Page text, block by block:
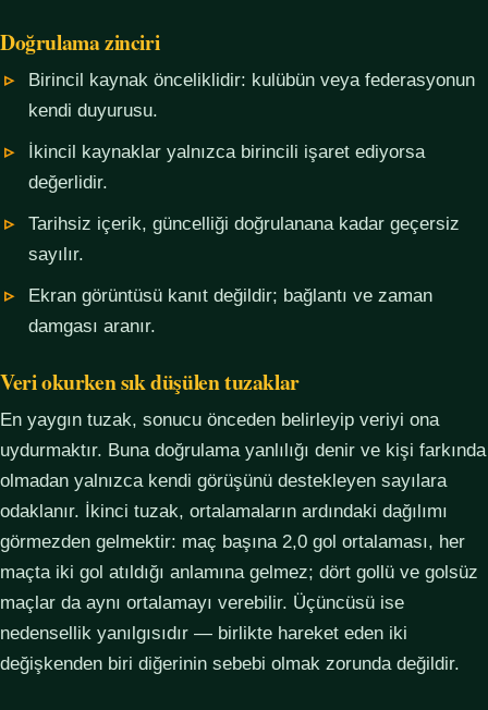
Doğrulama zinciri
Birincil kaynak önceliklidir: kulübün veya federasyonun
kendi duyurusu.
İkincil kaynaklar yalnızca birincili işaret ediyorsa
değerlidir.
Tarihsiz içerik, güncelliği doğrulanana kadar geçersiz
sayılır.
Ekran görüntüsü kanıt değildir; bağlantı ve zaman
damgası aranır.
Veri okurken sık düşülen tuzaklar
En yaygın tuzak, sonucu önceden belirleyip veriyi ona
uydurmaktır. Buna doğrulama yanlılığı denir ve kişi farkında
olmadan yalnızca kendi görüşünü destekleyen sayılara
odaklanır. İkinci tuzak, ortalamaların ardındaki dağılımı
görmezden gelmektir: maç başına 2,0 gol ortalaması, her
maçta iki gol atıldığı anlamına gelmez; dört gollü ve golsüz
maçlar da aynı ortalamayı verebilir. Üçüncüsü ise
nedensellik yanılgısıdır — birlikte hareket eden iki
değişkenden biri diğerinin sebebi olmak zorunda değildir.